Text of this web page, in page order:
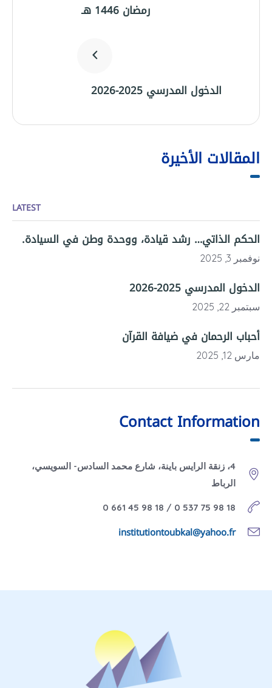
رمضان 1446 هـ
الدخول المدرسي 2025-2026
المقالات الأخيرة
LATEST
الحكم الذاتي… رشد قيادة، ووحدة وطن في السيادة.
نوفمبر 3, 2025
الدخول المدرسي 2025-2026
سبتمبر 22, 2025
أحباب الرحمان في ضيافة القرآن
مارس 12, 2025
Contact Information
4، زنقة الرايس باينة، شارع محمد السادس- السويسي،
الرباط
18 98 75 537 0 / 18 98 45 661 0
institutiontoubkal@yahoo.fr